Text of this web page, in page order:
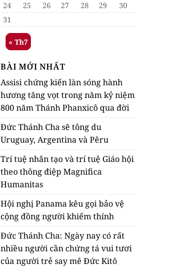
24
25 26 27 28 29
30
31
« Th7
BÀI MỚI NHẤT
Assisi chứng kiến làn sóng hành
hương tăng vọt trong năm kỷ niệm
800 năm Thánh Phanxicô qua đời
Đức Thánh Cha sẽ tông du
Uruguay, Argentina và Pêru
Trí tuệ nhân tạo và trí tuệ Giáo hội
theo thông điệp Magnifica
Humanitas
Hội nghị Panama kêu gọi bảo vệ
cộng đồng người khiếm thính
Đức Thánh Cha: Ngày nay có rất
nhiều người cần chứng tá vui tươi
của người trẻ say mê Đức Kitô